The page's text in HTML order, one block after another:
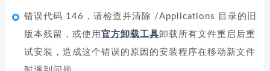
错误代码 146，请检查并清除 /Applications 目录的旧
版本残留，或使用 官方卸载工具卸载所有文件重启后重
试安装，造成这个错误的原因的安装程序在移动新文件